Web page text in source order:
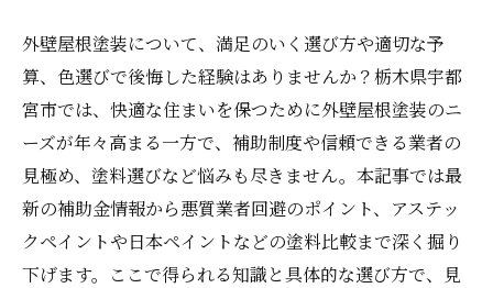
外壁屋根塗装について、満足のいく選び方や適切な予
算、色選びで後悔した経験はありませんか？栃木県宇都
宮市では、快適な住まいを保つために外壁屋根塗装のニ
ーズが年々高まる一方で、補助制度や信頼できる業者の
見極め、塗料選びなど悩みも尽きません。本記事では最
新の補助金情報から悪質業者回避のポイント、アステッ
クペイントや日本ペイントなどの塗料比較まで深く掘り
下げます。ここで得られる知識と具体的な選び方で、見